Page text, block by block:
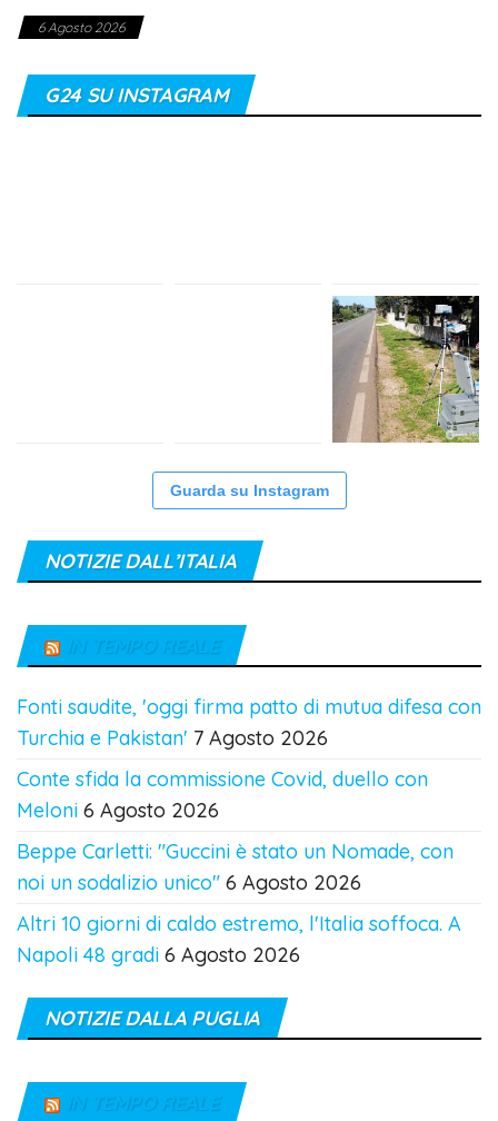
6 Agosto 2026
G24 SU INSTAGRAM
Guarda su Instagram
NOTIZIE DALL’ITALIA
IN TEMPO REALE
Fonti saudite, 'oggi firma patto di mutua difesa con
Turchia e Pakistan' 7 Agosto 2026
Conte sfida la commissione Covid, duello con
Meloni 6 Agosto 2026
Beppe Carletti: "Guccini è stato un Nomade, con
noi un sodalizio unico" 6 Agosto 2026
Altri 10 giorni di caldo estremo, l'Italia soffoca. A
Napoli 48 gradi 6 Agosto 2026
NOTIZIE DALLA PUGLIA
IN TEMPO REALE